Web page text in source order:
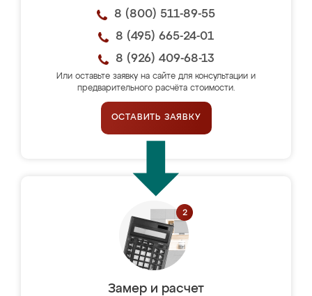
8 (800) 511-89-55
8 (495) 665-24-01
8 (926) 409-68-13
Или оставьте заявку на сайте для консультации и
предварительного расчёта стоимости.
ОСТАВИТЬ ЗАЯВКУ
Замер и расчет